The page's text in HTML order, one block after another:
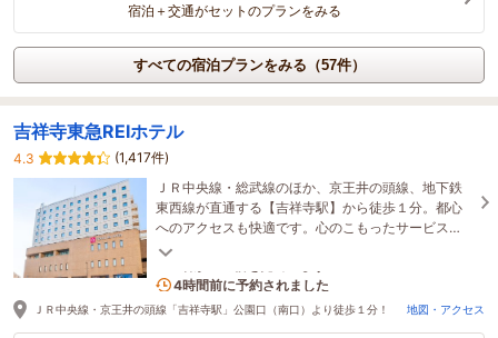
宿泊＋交通がセットのプランをみる
すべての宿泊プランをみる（57件）
吉祥寺東急REIホテル
4.3
(1,417件)
ＪＲ中央線・総武線のほか、京王井の頭線、地下鉄
東西線が直通する【吉祥寺駅】から徒歩１分。都心
へのアクセスも快適です。心のこもったサービス
で、皆さまをおもてなしいたします。
1名がこの宿を見ています
4時間前に予約されました
ＪＲ中央線・京王井の頭線「吉祥寺駅」公園口（南口）より徒歩１分！ 地図・アクセス